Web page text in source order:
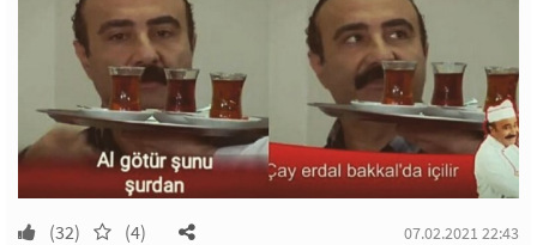
(32) (4) 07.02.2021 22:43